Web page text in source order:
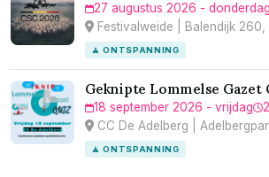
27 augustus 2026 - donderdag
Festivalweide | Balendijk 260,
🧘 ONTSPANNING
Geknipte Lommelse Gazet
18 september 2026 - vrijdag
CC De Adelberg |
🧘 ONTSPANNING